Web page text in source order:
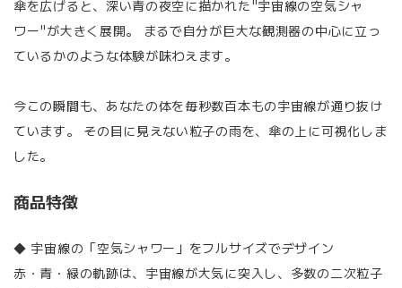
傘を広げると、深い青の夜空に描かれた"宇宙線の空気シャ
ワー"が大きく展開。 まるで自分が巨大な観測器の中心に立っ
ているかのような体験が味わえます。
今この瞬間も、あなたの体を毎秒数百本もの宇宙線が通り抜け
ています。 その目に見えない粒子の雨を、傘の上に可視化しま
した。
商品特徴
◆ 宇宙線の「空気シャワー」をフルサイズでデザイン
赤・青・緑の軌跡は、宇宙線が大気に突入し、多数の二次粒子